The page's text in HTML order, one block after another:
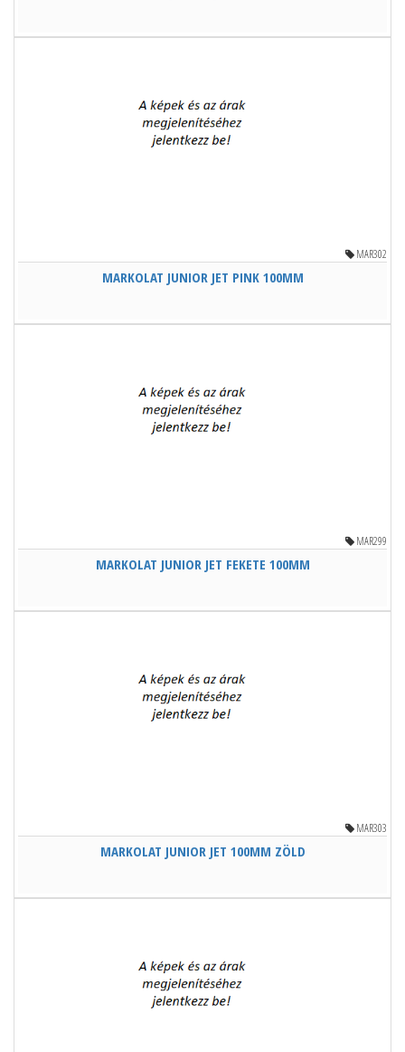
MAR302
MARKOLAT JUNIOR JET PINK 100MM
MAR299
MARKOLAT JUNIOR JET FEKETE 100MM
MAR303
MARKOLAT JUNIOR JET 100MM ZÖLD